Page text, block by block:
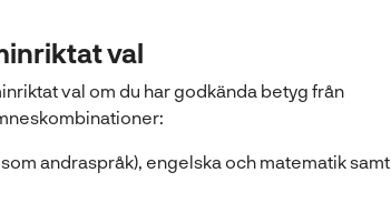
n
s
t
r
val
val om du har godkända betyg från
andraspråk), engelska och matematik samt